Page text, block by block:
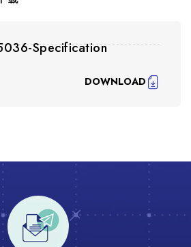
Specification
DOWNLOAD